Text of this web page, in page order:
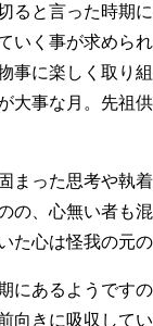
ると言った時期
いく事が求めら
事に楽しく取り
大事な月。先祖
まった思考や執
の、心無い者も
た心は怪我の元の
にあるようです
向きに吸収して